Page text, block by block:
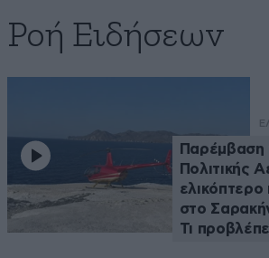
Ροή Ειδήσεων
Παρέμβαση
Πολιτικής
στο
Τι